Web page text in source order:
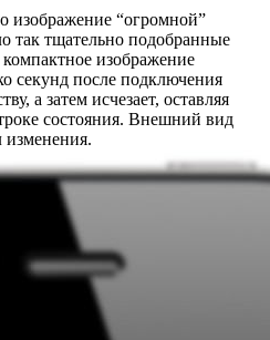
изображение “огромной”
так тщательно подобранные
изображение
секунд после подключения
а затем исчезает, оставляя
состояния. Внешний вид
изменения.